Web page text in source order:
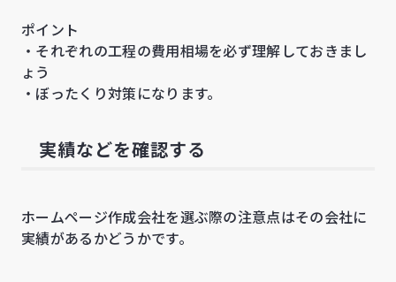
ポイント
・それぞれの工程の費用相場を必ず理解しておきまし
ょう
・ぼったくり対策になります。
実績などを確認する
ホームページ作成会社を選ぶ際の注意点はその会社に
実績があるかどうかです。